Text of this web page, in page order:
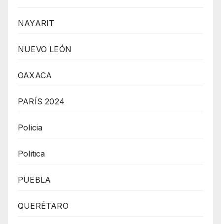
NAYARIT
NUEVO LEÓN
OAXACA
PARÍS 2024
Policia
Politica
PUEBLA
QUERÉTARO